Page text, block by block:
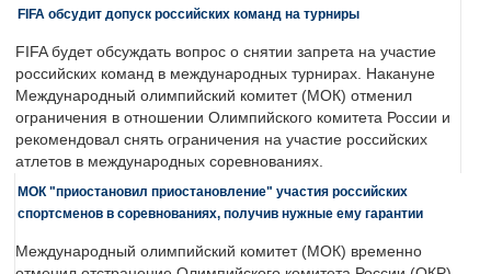
FIFA обсудит допуск российских команд на турниры
FIFA будет обсуждать вопрос о снятии запрета на участие
российских команд в международных турнирах. Накануне
Международный олимпийский комитет (МОК) отменил
ограничения в отношении Олимпийского комитета России и
рекомендовал снять ограничения на участие российских
атлетов в международных соревнованиях.
МОК "приостановил приостановление" участия российских
спортсменов в соревнованиях, получив нужные ему гарантии
Международный олимпийский комитет (МОК) временно